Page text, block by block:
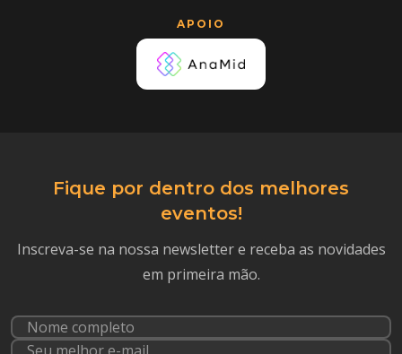
APOIO
Fique por dentro dos melhores
eventos!
Inscreva-se na nossa newsletter e receba as novidades
em primeira mão.